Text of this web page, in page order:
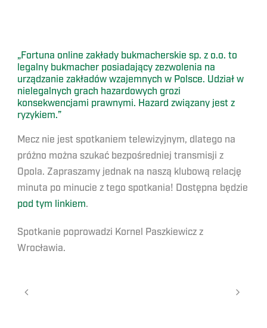
„Fortuna online zakłady bukmacherskie sp. z o.o. to
legalny bukmacher posiadający zezwolenia na
urządzanie zakładów wzajemnych w Polsce. Udział w
nielegalnych grach hazardowych grozi
konsekwencjami prawnymi. Hazard związany jest z
ryzykiem.”
Mecz nie jest spotkaniem telewizyjnym, dlatego na
próżno można szukać bezpośredniej transmisji z
Opola. Zapraszamy jednak na naszą klubową relację
minuta po minucie z tego spotkania! Dostępna będzie
pod tym linkiem.
Spotkanie poprowadzi Kornel Paszkiewicz z
Wrocławia.